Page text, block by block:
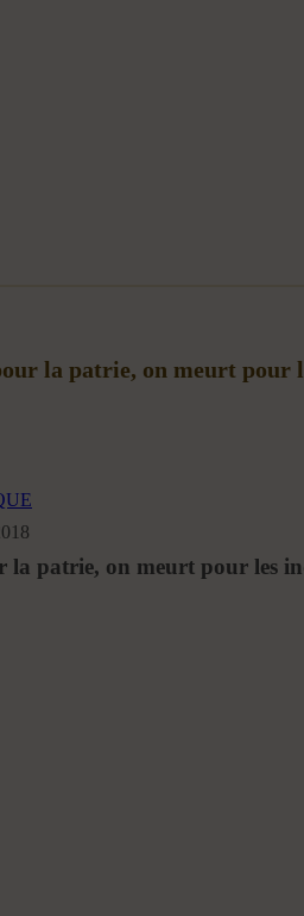
la patrie, on meurt pour
patrie, on meurt pour les